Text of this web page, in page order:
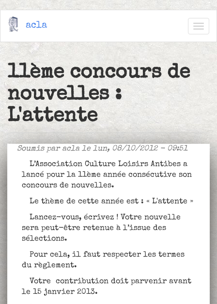
Aller
au
principal
acla
11ème concours de
nouvelles :
L'attente
Soumis par acla le lun, 08/10/2012 - 09:51
L’Association Culture Loisirs Antibes a
lancé pour la 11ème année consécutive son
concours de nouvelles.
Le thème de cette année est : « L'attente »
Lancez-vous, écrivez ! Votre nouvelle
sera peut-être retenue à l’issue des
sélections.
Pour cela, il faut respecter les termes
du règlement.
Votre contribution doit parvenir avant
le 15 janvier 2013.